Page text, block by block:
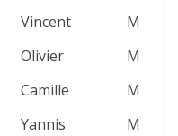
Vincent M
Olivier M
Camille M
Yannis M